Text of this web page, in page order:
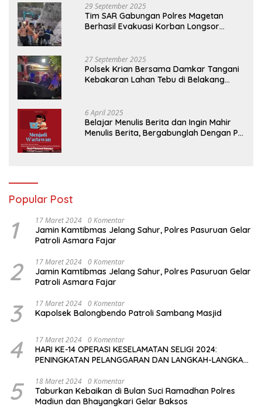
29 September 2025
Tim SAR Gabungan Polres Magetan
Berhasil Evakuasi Korban Longsor
27 September 2025
Polsek Krian Bersama Damkar Tangani
Kebakaran Lahan Tebu di Belakang
6 April 2025
Belajar Menulis Berita dan Ingin Mahir
Menulis Berita, Bergabunglah Dengan PT
Popular Post
1 17 Maret 2024 0 Komentar
Jamin Kamtibmas Jelang Sahur, Polres Pasuruan Gelar
Patroli Asmara Fajar
2 17 Maret 2024 0 Komentar
Jamin Kamtibmas Jelang Sahur, Polres Pasuruan Gelar
Patroli Asmara Fajar
3 17 Maret 2024 0 Komentar
Kapolsek Balongbendo Patroli Sambang Masjid
4 17 Maret 2024 0 Komentar
HARI KE-14 OPERASI KESELAMATAN SELIGI 2024:
PENINGKATAN PELANGGARAN DAN LANGKAH-LANGKAH
5 18 Maret 2024 0 Komentar
Taburkan Kebaikan di Bulan Suci Ramadhan Polres
Madiun dan Bhayangkari Gelar Baksos